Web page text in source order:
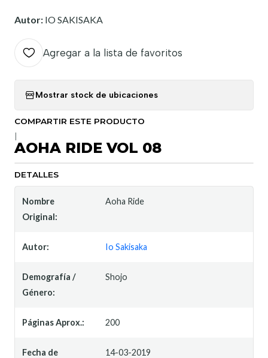
Autor: IO SAKISAKA
Agregar a la lista de favoritos
Mostrar stock de ubicaciones
COMPARTIR ESTE PRODUCTO
AOHA RIDE VOL 08
DETALLES
Nombre
Original:
Aoha Ride
Autor: Io Sakisaka
Demografía /
Género:
Shojo
Páginas Aprox.: 200
Fecha de
14-03-2019